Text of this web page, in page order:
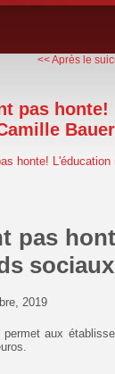
<< Après le
pas
pas
sociaux
2019
permet aux